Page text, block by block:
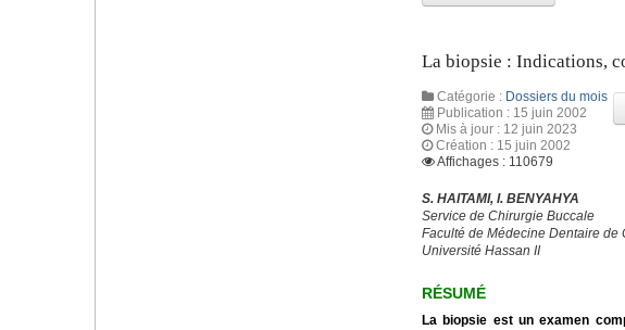
La biopsie : Indications,
Catégorie : Dossiers du mois
Publication : 15 juin 2002
Mis à jour : 12 juin 2023
Création : 15 juin 2002
Affichages : 110679
S. HAITAMI, I. BENYAHYA
Service de Chirurgie Buccale
Faculté de Médecine Dentaire de
Université Hassan II
RÉSUMÉ
La biopsie est un examen